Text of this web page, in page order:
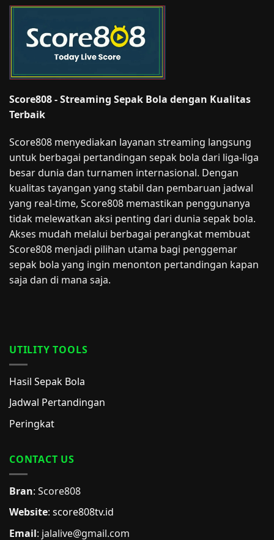
Score808 - Streaming Sepak Bola dengan Kualitas
Terbaik
Score808 menyediakan layanan streaming langsung
untuk berbagai pertandingan sepak bola dari liga-liga
besar dunia dan turnamen internasional. Dengan
kualitas tayangan yang stabil dan pembaruan jadwal
yang real-time, Score808 memastikan penggunanya
tidak melewatkan aksi penting dari dunia sepak bola.
Akses mudah melalui berbagai perangkat membuat
Score808 menjadi pilihan utama bagi penggemar
sepak bola yang ingin menonton pertandingan kapan
saja dan di mana saja.
UTILITY TOOLS
Hasil Sepak Bola
Jadwal Pertandingan
Peringkat
CONTACT US
Bran: Score808
Website: score808tv.id
Email: jalalive@gmail.com